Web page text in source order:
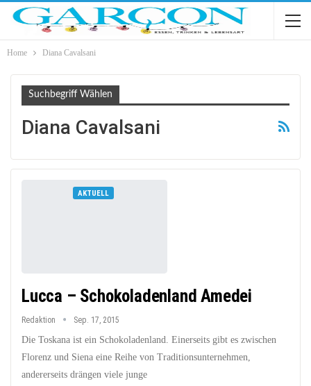
Home Diana Cavalsani
Suchbegriff Wählen
Diana Cavalsani
AKTUELL
Lucca – Schokoladenland Amedei
Redaktion Sep. 17, 2015
Die Toskana ist ein Schokoladenland. Einerseits gibt es zwischen
Florenz und Siena eine Reihe von Traditionsunternehmen,
andererseits drängen viele junge